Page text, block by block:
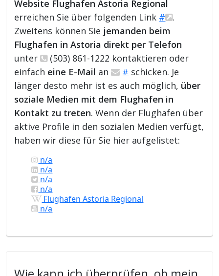
Website Flughafen Astoria Regional
erreichen Sie über folgenden Link #
.
Zweitens können Sie jemanden beim
Flughafen in Astoria direkt per Telefon
unter
(503) 861-1222 kontaktieren oder
einfach eine E-Mail an # schicken. Je
länger desto mehr ist es auch möglich, über
soziale Medien mit dem Flughafen in
Kontakt zu treten. Wenn der Flughafen über
aktive Profile in den sozialen Medien verfügt,
haben wir diese für Sie hier aufgelistet:
n/a
n/a
n/a
n/a
Flughafen Astoria Regional
n/a